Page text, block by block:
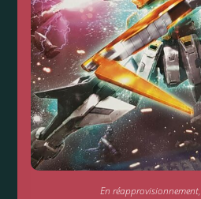
En réapprovisionnement,